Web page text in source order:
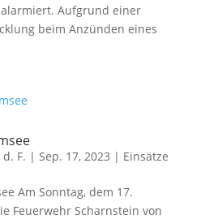
Aufgrund einer
beim Anzünden eines
F. | Sep. 17, 2023 | Einsätze
Am Sonntag, dem 17.
Feuerwehr Scharnstein von